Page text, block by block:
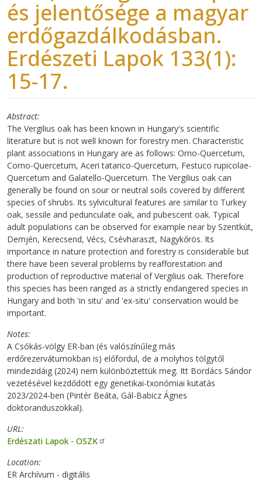
és jelentősége a magyar
erdőgazdálkodásban.
Erdészeti Lapok 133(1):
15-17.
Abstract
The Vergilius oak has been known in Hungary's scientific
literature but is not well known for forestry men. Characteristic
plant associations in Hungary are as follows: Orno-Quercetum,
Corno-Quercetum, Aceri tatarico-Quercetum, Festuco rupicolae-
Quercetum and Galatello-Quercetum. The Vergilius oak can
generally be found on sour or neutral soils covered by different
species of shrubs. Its sylvicultural features are similar to Turkey
oak, sessile and pedunculate oak, and pubescent oak. Typical
adult populations can be observed for example near by Szentkút,
Demjén, Kerecsend, Vécs, Csévharaszt, Nagykőrös. Its
importance in nature protection and forestry is considerable but
there have been several problems by reafforestation and
production of reproductive material of Vergilius oak. Therefore
this species has been ranged as a strictly endangered species in
Hungary and both 'in situ' and 'ex-situ' conservation would be
important.
Notes
A Csókás-völgy ER-ban (és valószínűleg más
erdőrezervátumokban is) előfordul, de a molyhos tölgytől
mindezidáig (2024) nem különböztettük meg. Itt Bordács Sándor
vezetésével kezdődött egy genetikai-txonómiai kutatás
2023/2024-ben (Pintér Beáta, Gál-Babicz Ágnes
doktoranduszokkal).
URL
Erdészati Lapok - OSZK
Location
ER Archívum - digitális